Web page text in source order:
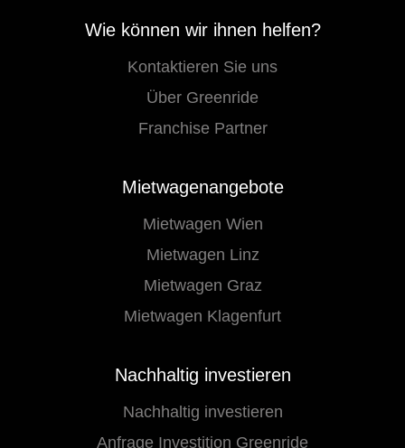
Wie können wir ihnen helfen?
Kontaktieren Sie uns
Über Greenride
Franchise Partner
Mietwagenangebote
Mietwagen Wien
Mietwagen Linz
Mietwagen Graz
Mietwagen Klagenfurt
Nachhaltig investieren
Nachhaltig investieren
Anfrage Investition Greenride